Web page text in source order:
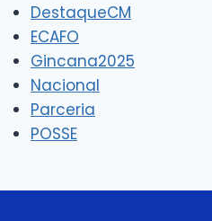
DestaqueCM
ECAFO
Gincana2025
Nacional
Parceria
POSSE